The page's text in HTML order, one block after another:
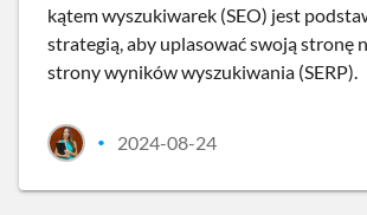
kątem wyszukiwarek (SEO) jest
strategią, aby uplasować swoją stronę
strony wyników wyszukiwania (SERP).
• 2024-08-24